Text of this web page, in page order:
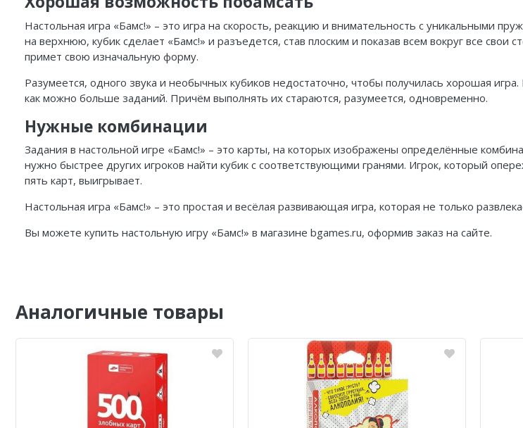
Настольная игра «Бамс!» – это игра на скорость, реакцию и внимательность с уникальными
на верхнюю, кубик сделает «Бамс!» и разъедется, став плоским и показав всем вокруг все
примет свою изначальную форму.
Разумеется, одного звука и необычных кубиков недостаточно, чтобы получилась хорошая
как можно больше заданий. Причём выполнять их стараются, разумеется, одновременно.
Нужные комбинации
Задания в настольной игре «Бамс!» – это карты, на которых изображены определённые
нужно быстрее других игроков найти кубик с соответствующими гранями. Игрок, который
пять карт, выигрывает.
Настольная игра «Бамс!» – это простая и весёлая развивающая игра, которая не только
Вы можете купить настольную игру «Бамс!» в магазине bgames.ru, оформив заказ на сайте.
Аналогичные товары